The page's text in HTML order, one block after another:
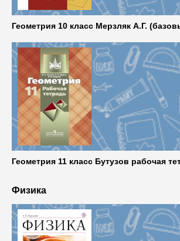
Геометрия 10 класс Мерзляк А.Г.
Геометрия 11 класс Бутузов рабочая
Физика